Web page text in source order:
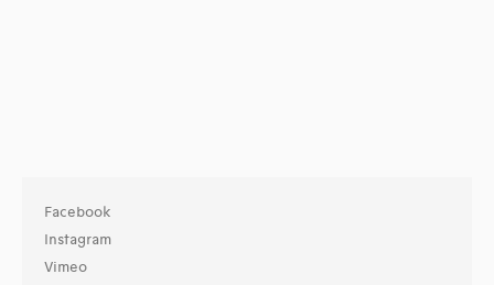
Facebook
Instagram
Vimeo